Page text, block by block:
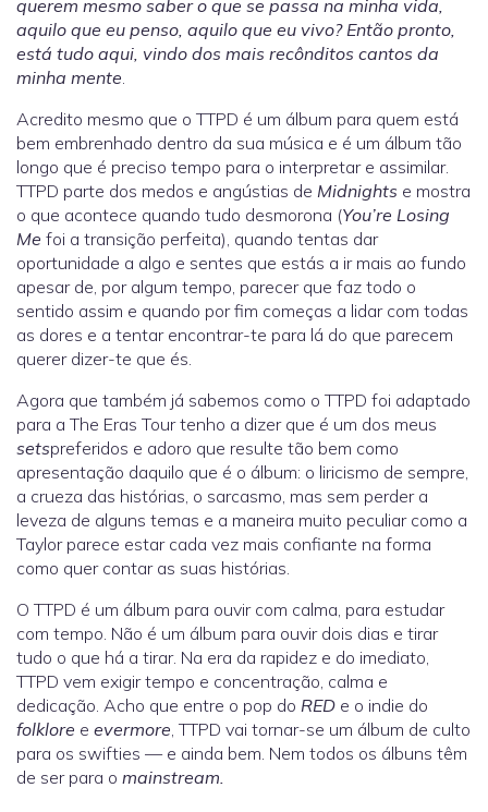
querem mesmo saber o que se passa na minha vida,
aquilo que eu penso, aquilo que eu vivo? Então pronto,
está tudo aqui, vindo dos mais recônditos cantos da
minha mente.
Acredito mesmo que o TTPD é um álbum para quem está
bem embrenhado dentro da sua música e é um álbum tão
longo que é preciso tempo para o interpretar e assimilar.
TTPD parte dos medos e angústias de Midnights e mostra
o que acontece quando tudo desmorona (You’re Losing
Me foi a transição perfeita), quando tentas dar
oportunidade a algo e sentes que estás a ir mais ao fundo
apesar de, por algum tempo, parecer que faz todo o
sentido assim e quando por fim começas a lidar com todas
as dores e a tentar encontrar-te para lá do que parecem
querer dizer-te que és.
Agora que também já sabemos como o TTPD foi adaptado
para a The Eras Tour tenho a dizer que é um dos meus
setspreferidos e adoro que resulte tão bem como
apresentação daquilo que é o álbum: o liricismo de sempre,
a crueza das histórias, o sarcasmo, mas sem perder a
leveza de alguns temas e a maneira muito peculiar como a
Taylor parece estar cada vez mais confiante na forma
como quer contar as suas histórias.
O TTPD é um álbum para ouvir com calma, para estudar
com tempo. Não é um álbum para ouvir dois dias e tirar
tudo o que há a tirar. Na era da rapidez e do imediato,
TTPD vem exigir tempo e concentração, calma e
dedicação. Acho que entre o pop do RED e o indie do
folklore e evermore, TTPD vai tornar-se um álbum de culto
para os swifties — e ainda bem. Nem todos os álbuns têm
de ser para o mainstream.